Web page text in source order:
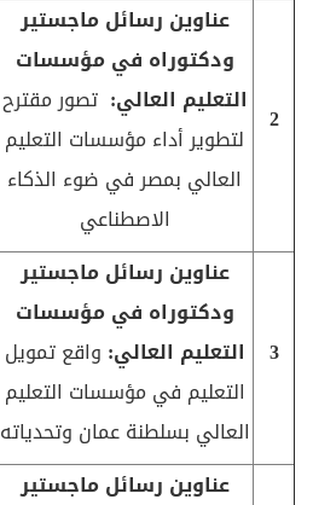
2
عناوين رسائل ماجستير
ودكتوراه في مؤسسات
التعليم العالي: تصور مقترح
لتطوير أداء مؤسسات التعليم
العالي بمصر في ضوء الذكاء
الاصطناعي
3
عناوين رسائل ماجستير
ودكتوراه في مؤسسات
التعليم العالي: واقع تمويل
التعليم في مؤسسات التعليم
العالي بسلطنة عمان وتحدياته
عناوين رسائل ماجستير